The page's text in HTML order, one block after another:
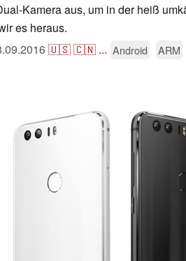
Kamera aus, um in der heiß
es heraus.
🇺🇸🇨🇳 ... Android ARM